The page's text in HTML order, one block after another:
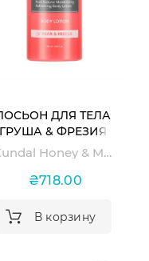
ДЛЯ ТЕЛА
& ФРЕЗИЯ"
KUNDAL HONEY &
LOTION PEAR &
Kundal Honey & Macadamia Body Lotion Pear & Freesia
₴718.00
В корзину